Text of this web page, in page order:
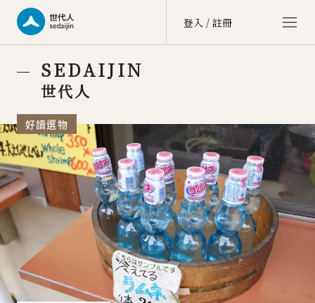
登入 / 註冊
價值社群 Value Community
文化街區 Culture Zone
大商埕 sedai OMO
選物生活 Life Selection
會員中心 member center
點數中心 point
訂單中心 order
會員資料 account
SEDAIJIN
世代人
好讀選物